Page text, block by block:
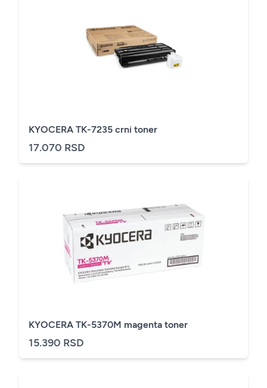
KYOCERA TK-7235 crni toner
17.070 RSD
KYOCERA TK-5370M magenta toner
15.390 RSD